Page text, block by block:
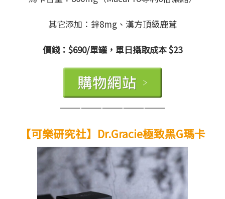
其它添加：鋅8mg、漢方頂級鹿茸
價錢：$690/單罐，單日攝取成本 $23
———————————————
【可樂研究社】Dr.Gracie極致黑G瑪卡